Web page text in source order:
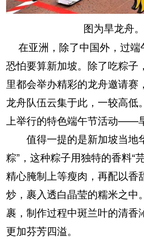
图为旱龙舟。
在亚洲，除了中国外，过端
恐怕要算新加坡。除了吃粽子
里都会举办精彩的龙舟邀请赛
龙舟队伍云集于此，一较高低
上举行的特色端午节活动——
值得一提的是新加坡当地
粽”，这种粽子用独特的香料“
精心腌制上等瘦肉，再配以香
炒，裹入透白晶莹的糯米之中
裹，制作过程中斑兰叶的清香
更加芬芳四溢。